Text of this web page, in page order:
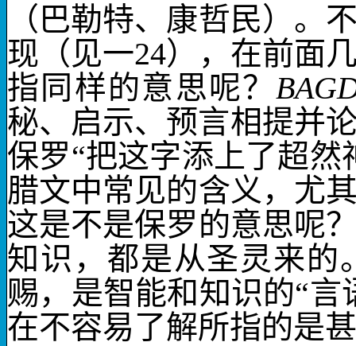
（巴勒特、康哲民）。
现（见一24），在前面
指同样的意思呢？
秘、启示、预言相提并
保罗“把这字添上了超
腊文中常见的含义，尤
这是不是保罗的意思呢
知识 ，都是从圣灵来的
赐，是智能和知识的“
在不容易了解所指的是